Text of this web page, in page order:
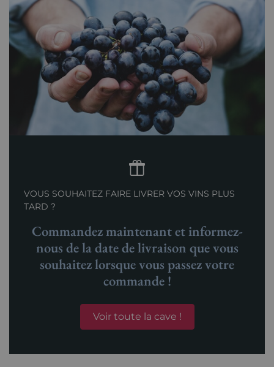
VOUS SOUHAITEZ FAIRE LIVRER VOS VINS PLUS
TARD ?
Commandez maintenant et informez-
nous de la date de livraison que vous
souhaitez lorsque vous passez votre
commande !
Voir toute la cave !